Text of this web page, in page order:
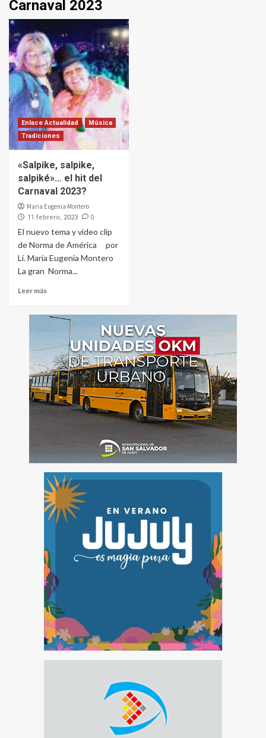
Carnaval 2023
Enlace Actualidad
Música
Tradiciones
«Salpike, salpike,
salpiké»… el hit del
Carnaval 2023?
Maria Eugenia Montero
11 febrero, 2023 0
El nuevo tema y video clip
de Norma de América por
Li. María Eugenia Montero
La gran Norma...
Leer más